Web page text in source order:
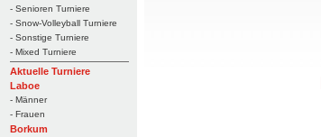
- Senioren Turniere
- Snow-Volleyball Turniere
- Sonstige Turniere
- Mixed Turniere
Aktuelle Turniere
Laboe
- Männer
- Frauen
Borkum